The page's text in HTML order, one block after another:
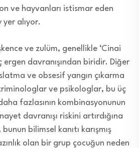
ve hayvanları istismar eden
alıyor.
ve zulüm, genellikle ‘Cinai
ergen davranışından biridir. Diğer
ve obsesif yangın çıkarma
kriminologlar ve psikologlar, bu üç
fazlasının kombinasyonunun
davranışı riskini artırdığına
bilimsel kanıtı karışmış
olan bir grup çocuğun neden